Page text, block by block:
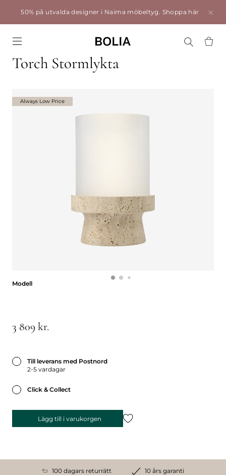
50% på utvalda designer i Naima möbeltyg. Shoppa här
Torch Stormlykta
Modell
3 809 kr.
Till leverans med Postnord
2-5 vardagar
Click & Collect
Lägg till i varukorgen
Always Low Price
100 dagars returrätt 10 års garanti